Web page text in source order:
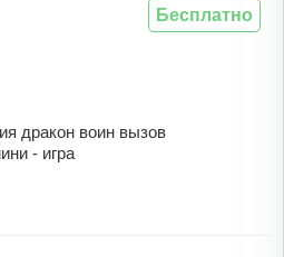
дракон воин вызов
- игра
Бесплатно